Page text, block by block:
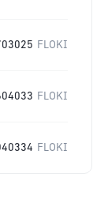
FLOKI
FLOKI
FLOKI